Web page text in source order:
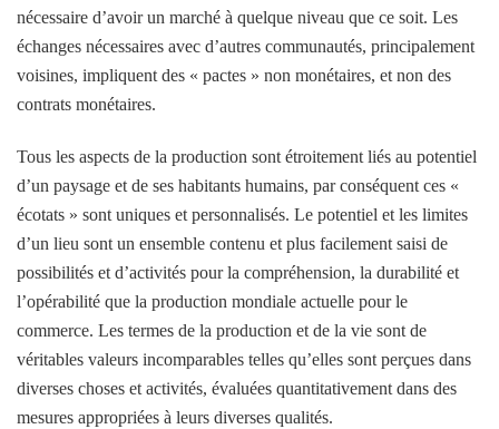
nécessaire d’avoir un marché à quelque niveau que ce soit. Les
échanges nécessaires avec d’autres communautés, principalement
voisines, impliquent des « pactes » non monétaires, et non des
contrats monétaires.
Tous les aspects de la production sont étroitement liés au potentiel
d’un paysage et de ses habitants humains, par conséquent ces «
écotats » sont uniques et personnalisés. Le potentiel et les limites
d’un lieu sont un ensemble contenu et plus facilement saisi de
possibilités et d’activités pour la compréhension, la durabilité et
l’opérabilité que la production mondiale actuelle pour le
commerce. Les termes de la production et de la vie sont de
véritables valeurs incomparables telles qu’elles sont perçues dans
diverses choses et activités, évaluées quantitativement dans des
mesures appropriées à leurs diverses qualités.